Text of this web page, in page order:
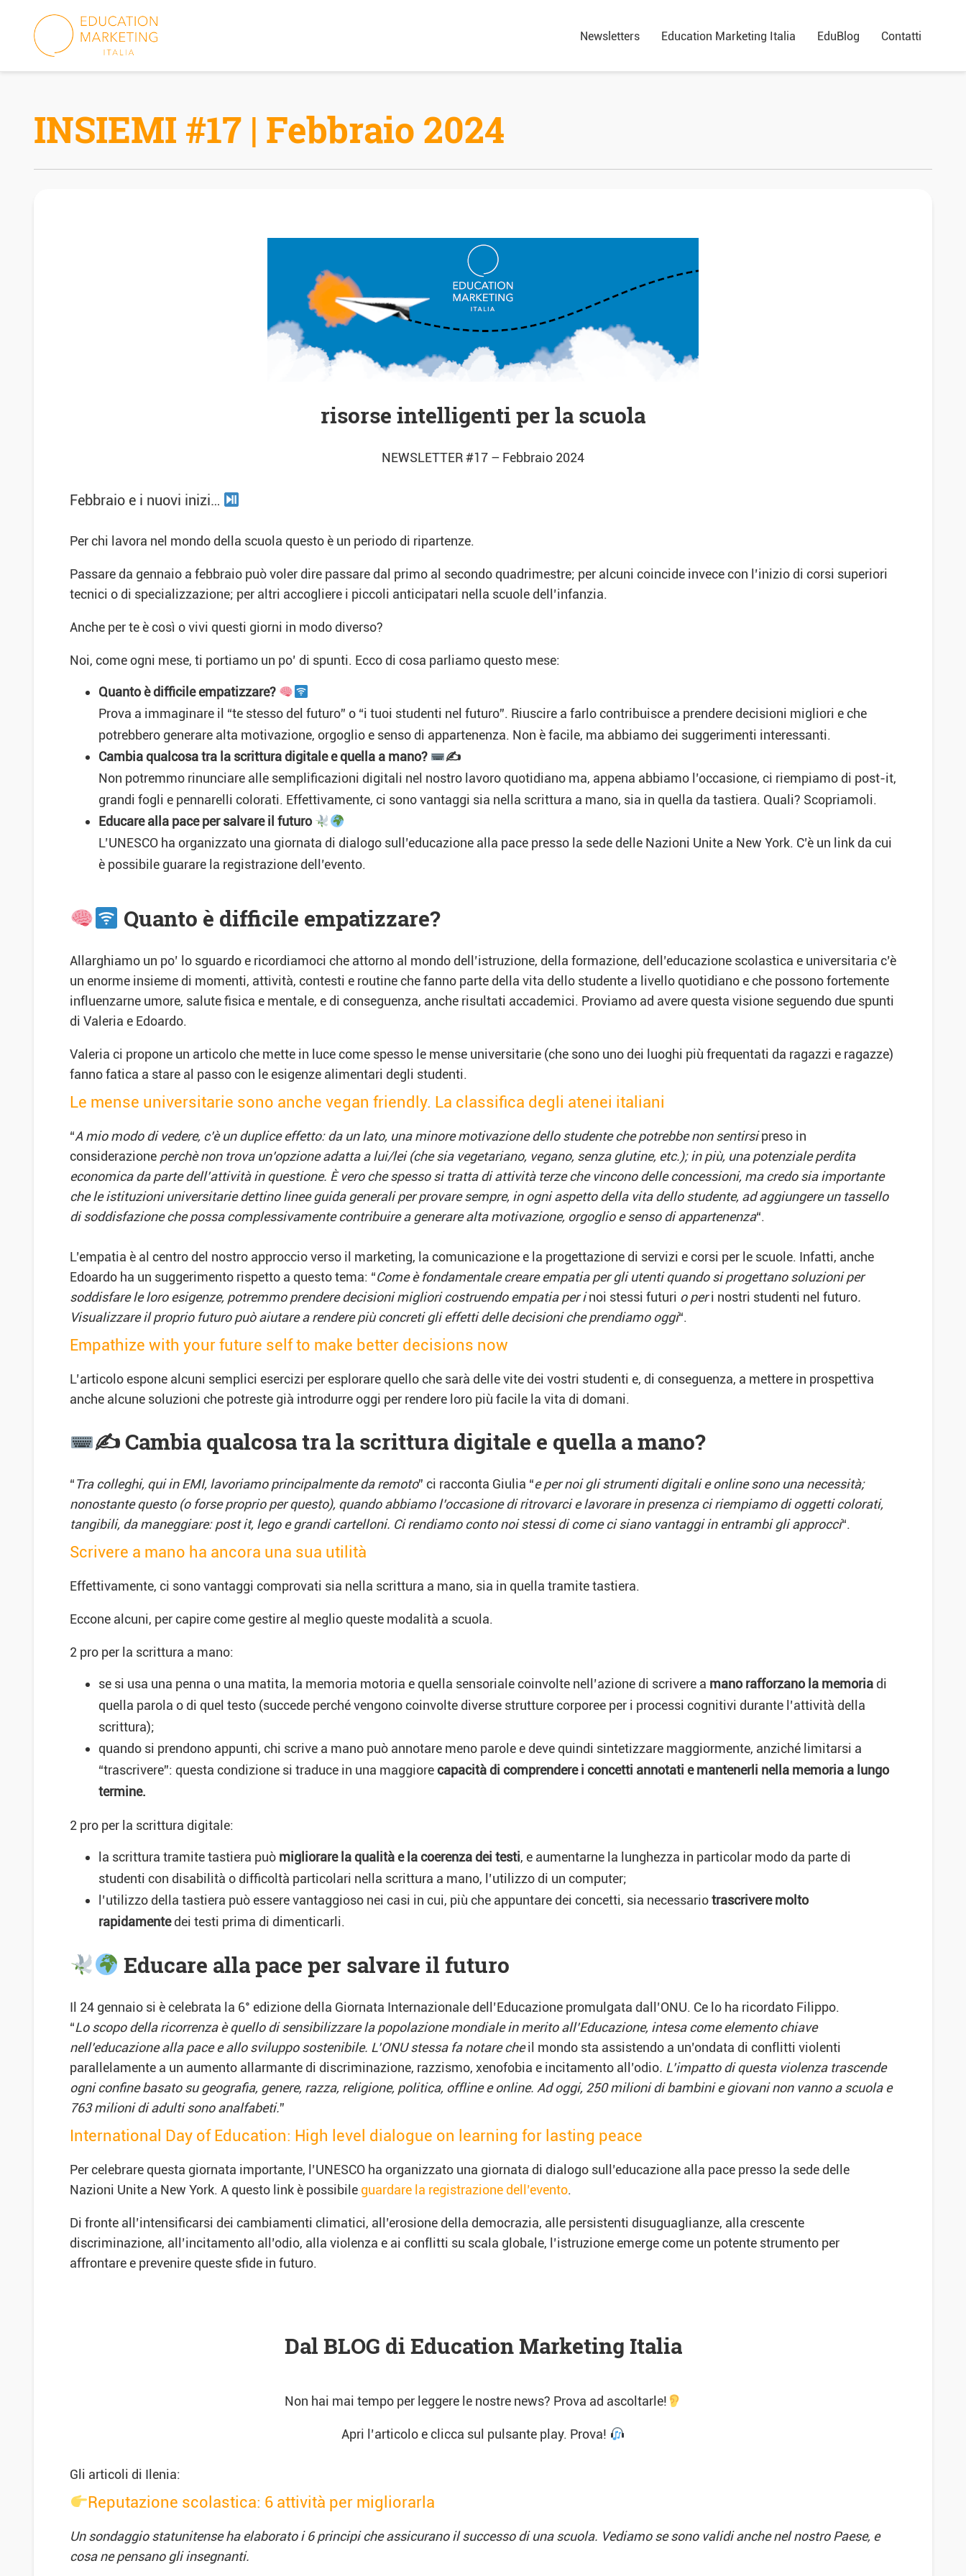
content
Newsletters Education Marketing Italia EduBlog Contatti
INSIEMI #17 | Febbraio 2024
risorse intelligenti per la scuola
NEWSLETTER #17 – Febbraio 2024
Febbraio e i nuovi inizi…
Per chi lavora nel mondo della scuola questo è un periodo di ripartenze.
Passare da gennaio a febbraio può voler dire passare dal primo al secondo quadrimestre; per alcuni coincide invece con l’inizio di corsi superiori
tecnici o di specializzazione; per altri accogliere i piccoli anticipatari nella scuole dell’infanzia.
Anche per te è così o vivi questi giorni in modo diverso?
Noi, come ogni mese, ti portiamo un po’ di spunti. Ecco di cosa parliamo questo mese:
Quanto è difficile empatizzare?
Prova a immaginare il “te stesso del futuro” o “i tuoi studenti nel futuro”. Riuscire a farlo contribuisce a prendere decisioni migliori e che
potrebbero generare alta motivazione, orgoglio e senso di appartenenza. Non è facile, ma abbiamo dei suggerimenti interessanti.
Cambia qualcosa tra la scrittura digitale e quella a mano?
✍
Non potremmo rinunciare alle semplificazioni digitali nel nostro lavoro quotidiano ma, appena abbiamo l’occasione, ci riempiamo di post-it,
grandi fogli e pennarelli colorati. Effettivamente, ci sono vantaggi sia nella scrittura a mano, sia in quella da tastiera. Quali? Scopriamoli.
Educare alla pace per salvare il futuro
L’UNESCO ha organizzato una giornata di dialogo sull’educazione alla pace presso la sede delle Nazioni Unite a New York. C’è un link da cui
è possibile guarare la registrazione dell’evento.
Quanto è difficile empatizzare?
Allarghiamo un po’ lo sguardo e ricordiamoci che attorno al mondo dell’istruzione, della formazione, dell’educazione scolastica e universitaria c’è
un enorme insieme di momenti, attività, contesti e routine che fanno parte della vita dello studente a livello quotidiano e che possono fortemente
influenzarne umore, salute fisica e mentale, e di conseguenza, anche risultati accademici. Proviamo ad avere questa visione seguendo due spunti
di Valeria e Edoardo.
Valeria ci propone un articolo che mette in luce come spesso le mense universitarie (che sono uno dei luoghi più frequentati da ragazzi e ragazze)
fanno fatica a stare al passo con le esigenze alimentari degli studenti.
Le mense universitarie sono anche vegan friendly. La classifica degli atenei italiani
“A mio modo di vedere, c’è un duplice effetto: da un lato, una minore motivazione dello studente che potrebbe non sentirsipreso in
considerazione perchè non trova un’opzione adatta a lui/lei (che sia vegetariano, vegano, senza glutine, etc.); in più, una potenziale perdita
economica da parte dell’attività in questione. È vero che spesso si tratta di attività terze che vincono delle concessioni, ma credo sia importante
che le istituzioni universitarie dettino linee guida generali per provare sempre, in ogni aspetto della vita dello studente, ad aggiungere un tassello
di soddisfazione che possa complessivamente contribuire a generare alta motivazione, orgoglio e senso di appartenenza“.
L’empatia è al centro del nostro approccio verso il marketing, la comunicazione e la progettazione di servizi e corsi per le scuole. Infatti, anche
Edoardo ha un suggerimento rispetto a questo tema: “Come è fondamentale creare empatia per gli utenti quando si progettano soluzioni per
soddisfare le loro esigenze, potremmo prendere decisioni migliori costruendo empatia per inoi stessi futuri o peri nostri studenti nel futuro.
Visualizzare il proprio futuro può aiutare a rendere più concreti gli effetti delle decisioni che prendiamo oggi“.
Empathize with your future self to make better decisions now
L’articolo espone alcuni semplici esercizi per esplorare quello che sarà delle vite dei vostri studenti e, di conseguenza, a mettere in prospettiva
anche alcune soluzioni che potreste già introdurre oggi per rendere loro più facile la vita di domani.
✍Cambia qualcosa tra la scrittura digitale e quella a mano?
“Tra colleghi, qui in EMI, lavoriamo principalmente da remoto” ci racconta Giulia “e per noi gli strumenti digitali e online sono una necessità;
nonostante questo (o forse proprio per questo), quando abbiamo l’occasione di ritrovarci e lavorare in presenza ci riempiamo di oggetti colorati,
tangibili, da maneggiare: post it, lego e grandi cartelloni. Ci rendiamo conto noi stessi di come ci siano vantaggi in entrambi gli approcci“.
Scrivere a mano ha ancora una sua utilità
Effettivamente, ci sono vantaggi comprovati sia nella scrittura a mano, sia in quella tramite tastiera.
Eccone alcuni, per capire come gestire al meglio queste modalità a scuola.
2 pro per la scrittura a mano:
se si usa una penna o una matita, la memoria motoria e quella sensoriale coinvolte nell’azione di scrivere a mano rafforzano la memoria di
quella parola o di quel testo (succede perché vengono coinvolte diverse strutture corporee per i processi cognitivi durante l’attività della
scrittura);
quando si prendono appunti, chi scrive a mano può annotare meno parole e deve quindi sintetizzare maggiormente, anziché limitarsi a
“trascrivere”: questa condizione si traduce in una maggiorecapacità di comprendere i concetti annotati e mantenerli nella memoria a lungo
termine.
2 pro per la scrittura digitale:
la scrittura tramite tastiera può migliorare la qualità e la coerenza dei testi, e aumentarne la lunghezza in particolar modo da parte di
studenti con disabilità o difficoltà particolari nella scrittura a mano, l’utilizzo di un computer;
l’utilizzo della tastiera può essere vantaggioso nei casi in cui, più che appuntare dei concetti, sia necessariotrascrivere molto
rapidamentedei testi prima di dimenticarli.
Educare alla pace per salvare il futuro
Il 24 gennaio si è celebrata la 6° edizione della Giornata Internazionale dell’Educazione promulgata dall’ONU. Ce lo ha ricordato Filippo.
“Lo scopo della ricorrenza è quello di sensibilizzare la popolazione mondiale in merito all’Educazione, intesa come elemento chiave
nell’educazione alla pace e allo sviluppo sostenibile. L’ONU stessa fa notare cheil mondo sta assistendo a un’ondata di conflitti violenti
parallelamente a un aumento allarmante di discriminazione, razzismo, xenofobia e incitamento all’odio. L’impatto di questa violenza trascende
ogni confine basato su geografia, genere, razza, religione, politica, offline e online. Ad oggi, 250 milioni di bambini e giovani non vanno a scuola e
763 milioni di adulti sono analfabeti.”
International Day of Education: High level dialogue on learning for lasting peace
Per celebrare questa giornata importante, l’UNESCO ha organizzato una giornata di dialogo sull’educazione alla pace presso la sede delle
Nazioni Unite a New York. A questo link è possibile guardare la registrazione dell’evento.
Di fronte all’intensificarsi dei cambiamenti climatici, all’erosione della democrazia, alle persistenti disuguaglianze, alla crescente
discriminazione, all’incitamento all’odio, alla violenza e ai conflitti su scala globale, l’istruzione emerge come un potente strumento per
affrontare e prevenire queste sfide in futuro.
Dal BLOG di Education Marketing Italia
Non hai mai tempo per leggere le nostre news? Prova ad ascoltarle!
Apri l’articolo e clicca sul pulsante play. Prova!
Gli articoli di Ilenia:
Reputazione scolastica: 6 attività per migliorarla
Un sondaggio statunitense ha elaborato i 6 principi che assicurano il successo di una scuola. Vediamo se sono validi anche nel nostro Paese, e
cosa ne pensano gli insegnanti.